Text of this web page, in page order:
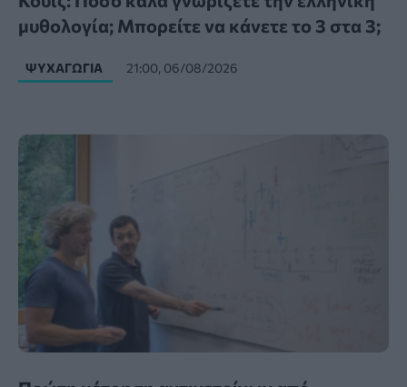
μυθολογία; Μπορείτε να κάνετε το 3 στα 3;
ΨΥΧΑΓΩΓΊΑ 21:00, 06/08/2026